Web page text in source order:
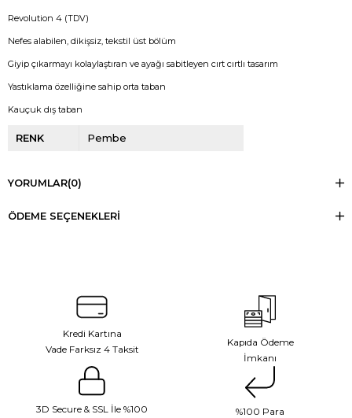
Revolution 4 (TDV)
Nefes alabilen, dikişsiz, tekstil üst bölüm
Giyip çıkarmayı kolaylaştıran ve ayağı sabitleyen cırt cırtlı tasarım
Yastıklama özelliğine sahip orta taban
Kauçuk dış taban
RENK Pembe
YORUMLAR(0)
ÖDEME SEÇENEKLERI
Kredi Kartına
Vade Farksız 4 Taksit
Kapıda Ödeme
İmkanı
3D Secure & SSL İle %100
%100 Para